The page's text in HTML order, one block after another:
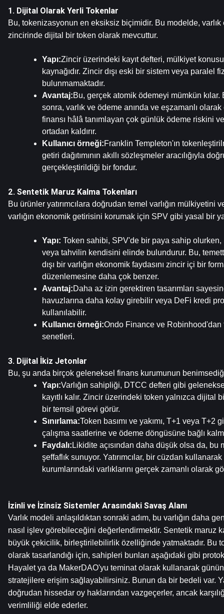
1. Dijital Olarak Yerli Tokenlar
Bu, tokenizasyonun en eksiksiz biçimidir. Bu modelde, varlık
zincirinde dijital bir token olarak mevcuttur.
Yapı:Zincir üzerindeki kayıt defteri, mülkiyet
kaynağıdır. Zincir dışı eski bir sistem veya paralel
bulunmamaktadır.
Avantaj:Bu, gerçek atomik ödemeyi mümkün kılar.
sonra, varlık ve ödeme anında ve eşzamanlı
finansı hâlâ tanımlayan çok günlük ödeme riskini
ortadan kaldırır.
Kullanıcı örneği:Franklin Templeton'ın
getiri dağıtımının akıllı sözleşmeler aracılığıyla
gerçekleştirildiği bir fondur.
2. Sentetik Maruz Kalma Tokenları
Bu ürünler yatırımcılara doğrudan temel varlığın mülkiyetini
varlığın ekonomik getirisini korumak için SPV gibi yasal bir
Yapı: Token sahibi, SPV'de bir paya sahip
veya tahvilin kendisini elinde bulundurur. Bu,
dışı bir varlığın ekonomik faydasını zincir içi bir
düzenlemesine daha çok benzer.
Avantaj:Daha az izin gerektiren tasarımları
havuzlarına daha kolay girebilir veya DeFi kredi
kullanılabilir.
Kullanıcı örneği:Ondo Finance ve
senetleri.
3. Dijital İkiz Jetonlar
Bu, şu anda birçok geleneksel finans kurumunun
Yapı:Varlığın sahipliği, DTCC defteri gibi
kayıtlı kalır. Zincir üzerindeki token yalnızca dijital
bir temsil görevi görür.
Sınırlama:Token basımı ve yakımı, T+1 veya T+2
çalışma saatlerine ve ödeme döngüsüne bağlı
Faydalı: Likidite açısından daha düşük olsa da, bu
şeffaflık sunuyor. Yatırımcılar, bir cüzdan
kurumlarındaki varlıklarını gerçek zamanlı olarak
İzinli ve İzinsiz Sistemler Arasındaki Savaş Alanı
Varlık modeli anlaşıldıktan sonraki adım, bu varlığın daha
nasıl işlev görebileceğini değerlendirmektir. Sentetik maruz
büyük çekicilik, birleştirilebilirlik özelliğinde yatmaktadır. Bu
olarak tasarlandığı için, sahipleri bunları aşağıdaki gibi
Hayalet ya da MakerDAO'yu teminat olarak kullanarak günün
stratejilere erişim sağlayabilirsiniz. Bunun da bir bedeli var.
doğrudan hissedar oy haklarından vazgeçerler, ancak
verimliliği elde ederler.